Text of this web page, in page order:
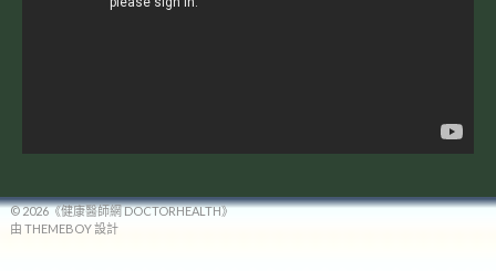
© 2026《健康醫師網 DOCTORHEALTH》
由 THEMEBOY 設計